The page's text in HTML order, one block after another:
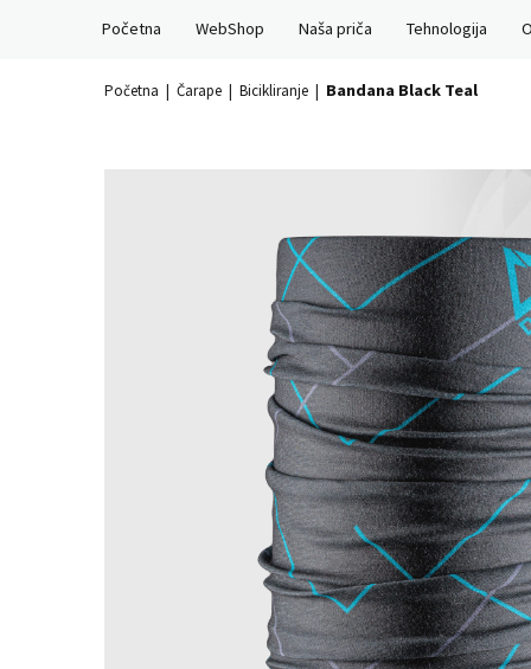
Početna WebShop Naša priča Tehnologija
Početna | Čarape | Bicikliranje | Bandana Black Teal